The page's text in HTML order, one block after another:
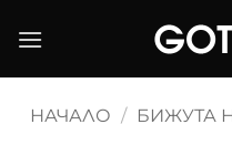
НАЧАЛО / БИЖУТА